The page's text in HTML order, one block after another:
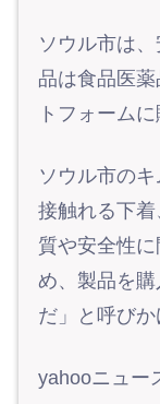
ソウル市は
品は食品医
トフォーム
ソウル市の
接触れる下
質や安全性
め、製品を
だ」と呼びか
yahooニュー